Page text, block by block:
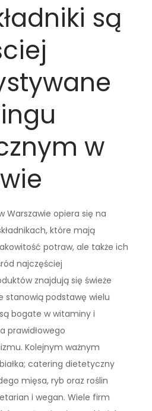
są
w
Warszawie opiera się na
które mają
potraw, ale także ich
najczęściej
znajdują się świeże
stanowią podstawę wielu
bogate w witaminy i
prawidłowego
Kolejnym ważnym
catering dietetyczny
mięsa, ryb oraz roślin
i wegan. Wiele firm